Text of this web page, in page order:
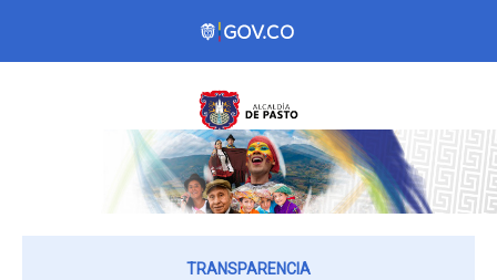
TRANSPARENCIA